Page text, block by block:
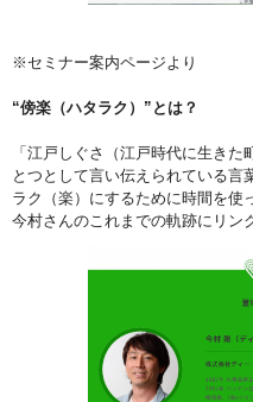
※セミナー案内ページより
“傍楽（ハタラク）”とは？
「江戸しぐさ（江戸時代に生き
とつとして言い伝えられている言
ラク（楽）にするために時間を使
今村さんのこれまでの軌跡にリン